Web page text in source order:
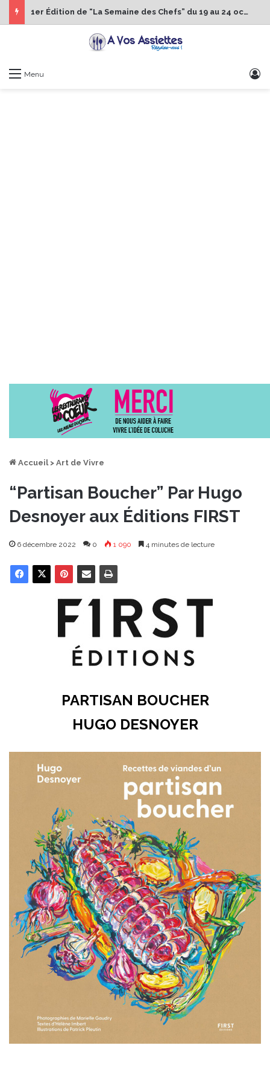
1er Édition de “La Semaine des Chefs” du 19 au 24 octobre 2026
Menu
Accueil > Art de Vivre
“Partisan Boucher” Par Hugo
Desnoyer aux Éditions FIRST
6 décembre 2022 0 1 090 4 minutes de lecture
PARTISAN BOUCHER
HUGO DESNOYER